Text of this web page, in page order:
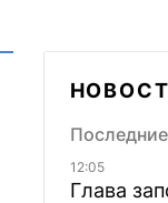
Последние
12:05
Глава